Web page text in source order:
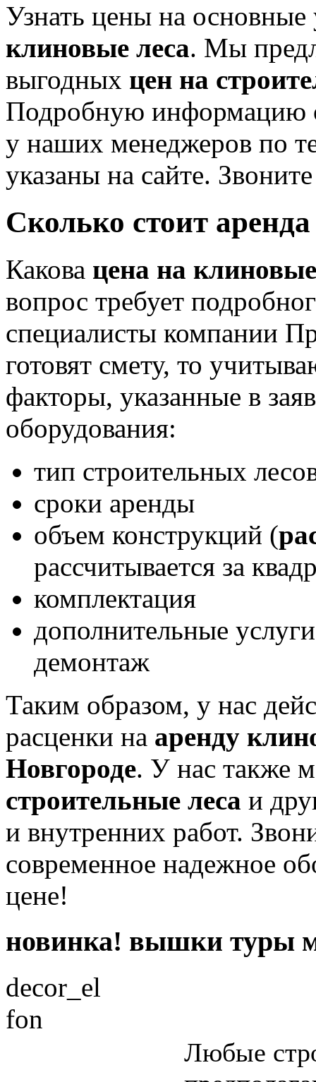
Узнать цены на
клиновые леса. Мы
выгодных цен на
Подробную информацию
у наших менеджеров по
указаны на сайте.
Сколько стоит аренда
Какова цена на
вопрос требует
специалисты компании
готовят смету, то
факторы, указанные в
оборудования:
тип строительных
сроки аренды
объем конструкций (
рассчитывается за
комплектация
дополнительные
демонтаж
Таким образом, у нас
расценки на аренду
Новгороде. У нас также
строительные леса и
и внутренних работ.
современное надежное
цене!
новинка! вышки туры
decor_el
fon
Любые